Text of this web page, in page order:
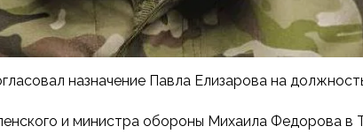
назначение Павла Елизарова на
и министра обороны Михаила Федорова в